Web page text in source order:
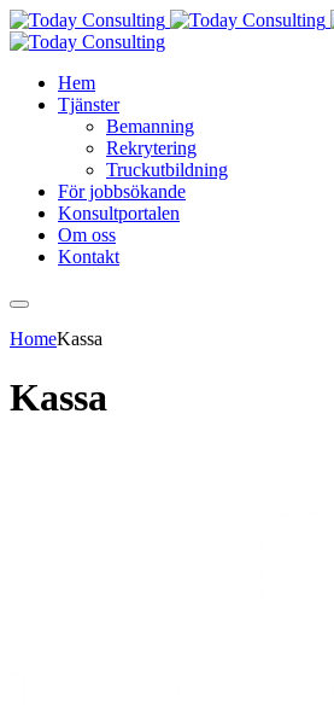
Hem
Tjänster
Bemanning
Rekrytering
Truckutbildning
För jobbsökande
Konsultportalen
Om oss
Kontakt
HomeKassa
Kassa